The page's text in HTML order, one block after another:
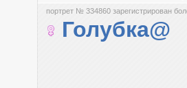
портрет № 334860 зарегистрирован
Голубка@